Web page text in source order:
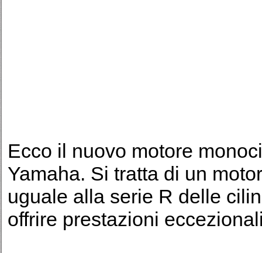
Ecco il nuovo motore
Yamaha. Si tratta di un
uguale alla serie R delle
offrire prestazioni